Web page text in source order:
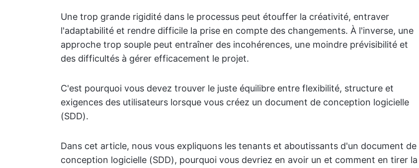
Une trop grande rigidité dans le processus peut étouffer la créativité, entraver
l'adaptabilité et rendre difficile la prise en compte des changements. À l'inverse, une
approche trop souple peut entraîner des incohérences, une moindre prévisibilité et
des difficultés à gérer efficacement le projet.
C'est pourquoi vous devez trouver le juste équilibre entre flexibilité, structure et
exigences des utilisateurs lorsque vous créez un document de conception logicielle
(SDD).
Dans cet article, nous vous expliquons les tenants et aboutissants d'un document de
conception logicielle (SDD), pourquoi vous devriez en avoir un et comment en tirer la